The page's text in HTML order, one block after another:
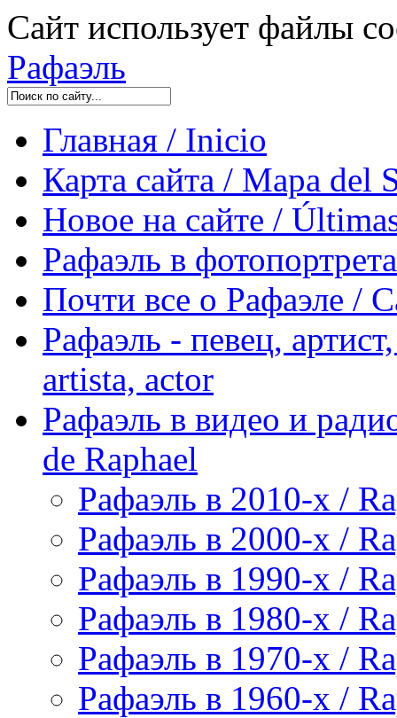
Сайт использует файлы
Рафаэль
Главная / Inicio
Карта сайта / Mapa del
Новое на сайте /
Рафаэль в
Почти все о Рафаэле /
Рафаэль - певец,
artista, actor
Рафаэль в видео и
de Raphael
Рафаэль в 2010-х /
Рафаэль в 2000-х /
Рафаэль в 1990-х /
Рафаэль в 1980-х /
Рафаэль в 1970-х /
Рафаэль в 1960-х /